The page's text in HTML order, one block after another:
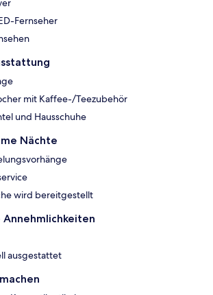
Fernseher
mit Kaffee-/Teezubehör
und Hausschuhe
Nächte
wird bereitgestellt
Annehmlichkeiten
ausgestattet